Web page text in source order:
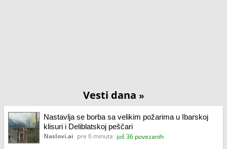
Vesti dana »
Nastavlja se borba sa velikim požarima u Ibarskoj
klisuri i Deliblatskoj peščari
Naslovi.ai pre 6 minuta još 36 povezanih